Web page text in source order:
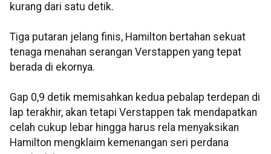
kurang dari satu detik.
Tiga putaran jelang finis, Hamilton bertahan sekuat
tenaga menahan serangan Verstappen yang tepat
berada di ekornya.
Gap 0,9 detik memisahkan kedua pebalap terdepan di
lap terakhir, akan tetapi Verstappen tak mendapatkan
celah cukup lebar hingga harus rela menyaksikan
Hamilton mengklaim kemenangan seri perdana